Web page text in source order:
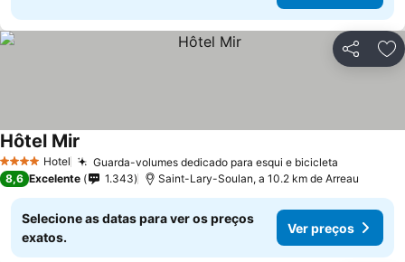
Partilhar
4 EstrelasHotel Guarda-volumes dedicado para esqui e bicicleta
Hôtel Mir
8,6 Excelente 1.343 Saint-Lary-Soulan, a 10.2 km de Arreau
Selecione as datas para ver os preços
exatos.
Ver preços